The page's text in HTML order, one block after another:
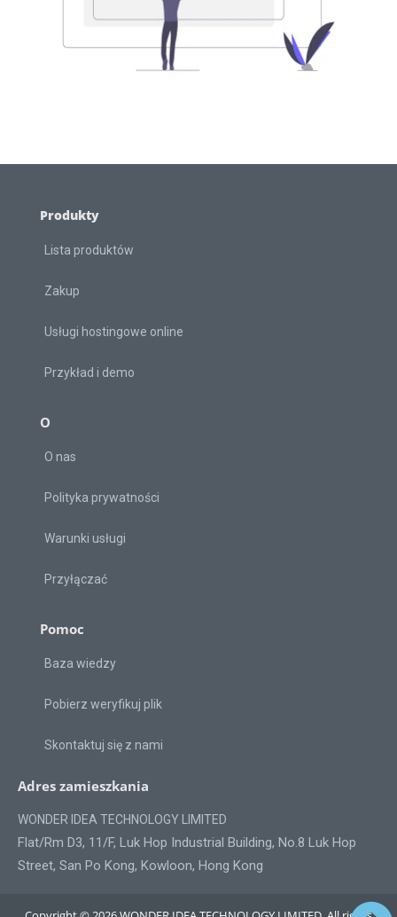
Produkty
Lista produktów
Zakup
Usługi hostingowe online
Przykład i demo
O
O nas
Polityka prywatności
Warunki usługi
Przyłączać
Pomoc
Baza wiedzy
Pobierz weryfikuj plik
Skontaktuj się z nami
Adres zamieszkania
WONDER IDEA TECHNOLOGY LIMITED
Flat/Rm D3, 11/F, Luk Hop Industrial Building, No.8 Luk Hop
Street, San Po Kong, Kowloon, Hong Kong